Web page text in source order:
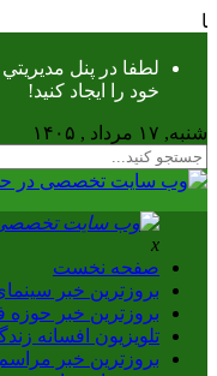
لطفا در پنل
خود را ايجاد كنيد!
شنبه, ۱۷ مرداد , ۱۴۰۵
x
صفحه نخست
بروزترین خبر
بروزترین خبر حوزه
تلویزیون افسانه
بروزترین خبر